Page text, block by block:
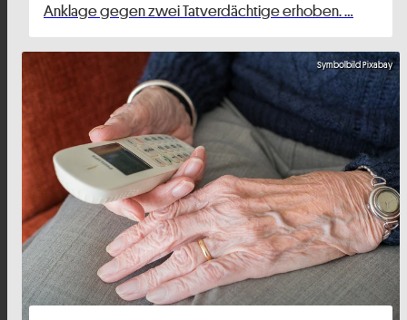
Anklage gegen zwei Tatverdächtige erhoben. …
Symbolbild Pixabay